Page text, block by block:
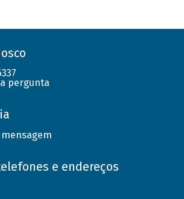
pergunta
mensagem
e endereços